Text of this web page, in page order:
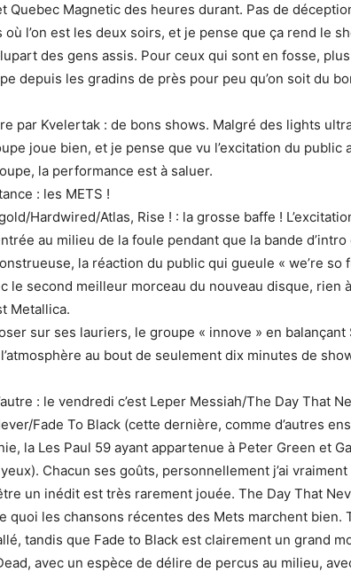
Quebec Magnetic des heures durant. Pas de
l’on est les deux soirs, et je pense que ça rend le
des gens assis. Pour ceux qui sont en fosse,
depuis les gradins de près pour peu qu’on soit du
par Kvelertak : de bons shows. Malgré des lights
joue bien, et je pense que vu l’excitation du public
la performance est à saluer.
: les METS !
Hardwired/Atlas, Rise ! : la grosse baffe !
au milieu de la foule pendant que la bande
la réaction du public qui gueule « we’re so
le second meilleur morceau du nouveau disque, rien
Metallica.
sur ses lauriers, le groupe « innove » en balançant
au bout de seulement dix minutes de
: le vendredi c’est Leper Messiah/The Day That
Fade To Black (cette dernière, comme d’autres
la Les Paul 59 ayant appartenue à Peter Green et
Chacun ses goûts, personnellement j’ai
un inédit est très rarement jouée. The Day That
quoi les chansons récentes des Mets marchent bien.
tandis que Fade to Black est clairement un grand
avec un espèce de délire de percus au milieu,